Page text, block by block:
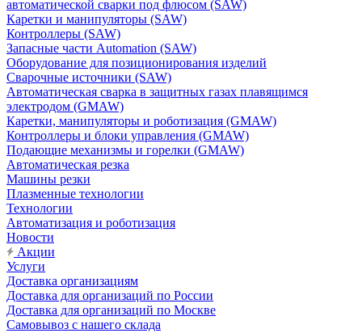
автоматической сварки под флюсом (SAW)
Каретки и манипуляторы (SAW)
Контроллеры (SAW)
Запасные части Automation (SAW)
Оборудование для позиционирования изделий
Сварочные источники (SAW)
Автоматическая сварка в защитных газах плавящимся
электродом (GMAW)
Каретки, манипуляторы и роботизация (GMAW)
Контроллеры и блоки управления (GMAW)
Подающие механизмы и горелки (GMAW)
Автоматическая резка
Машины резки
Плазменные технологии
Технологии
Автоматизация и роботизация
Новости
Акции
Услуги
Доставка организациям
Доставка для организаций по России
Доставка для организаций по Москве
Самовывоз с нашего склада